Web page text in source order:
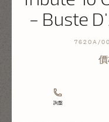
- Buste
7620A/
詢盤